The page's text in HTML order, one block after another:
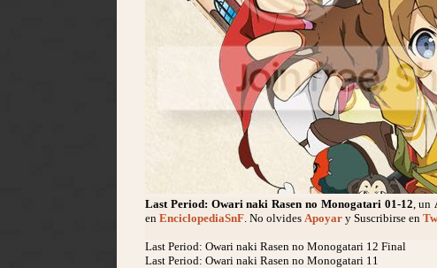
Last Period: Owari naki Rasen no Monogatari 01-12 , un
en EnciclopediaSnF . No olvides Apoyar y Suscribirse en
Last Period: Owari naki Rasen no Monogatari 12 Final
Last Period: Owari naki Rasen no Monogatari 11